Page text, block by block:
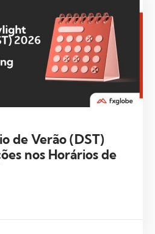
de Verão (DST)
nos Horários de